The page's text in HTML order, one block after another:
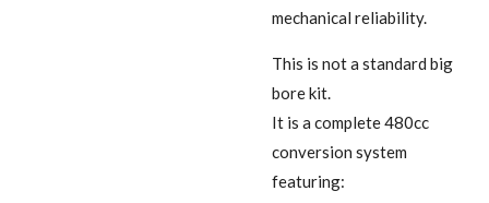
mechanical reliability.
This is not a standard big
bore kit.
It is a complete 480cc
conversion system
featuring: